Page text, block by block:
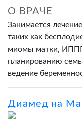
О ВРАЧЕ
Занимается
таких как
миомы матки,
планированию
ведение
Диамед на